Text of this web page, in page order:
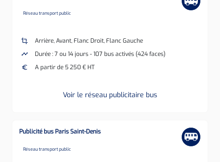
none
Réseau transport public
crop
Arrière, Avant, Flanc Droit, Flanc Gauche
timeline
Durée : 7 ou 14 jours - 107 bus activés (424 faces)
euro
A partir de 5 250 € HT
Voir le réseau publicitaire bus
Publicité bus Paris Saint-Denis
none
Réseau transport public